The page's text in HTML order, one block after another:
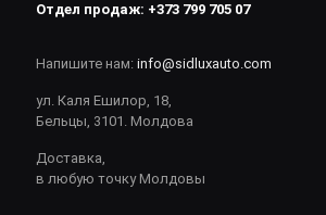
Отдел продаж: +373 799 705 07
Напишите нам: info@sidluxauto.com
ул. Каля Ешилор, 18,
Бельцы, 3101. Молдова
Доставка,
в любую точку Молдовы